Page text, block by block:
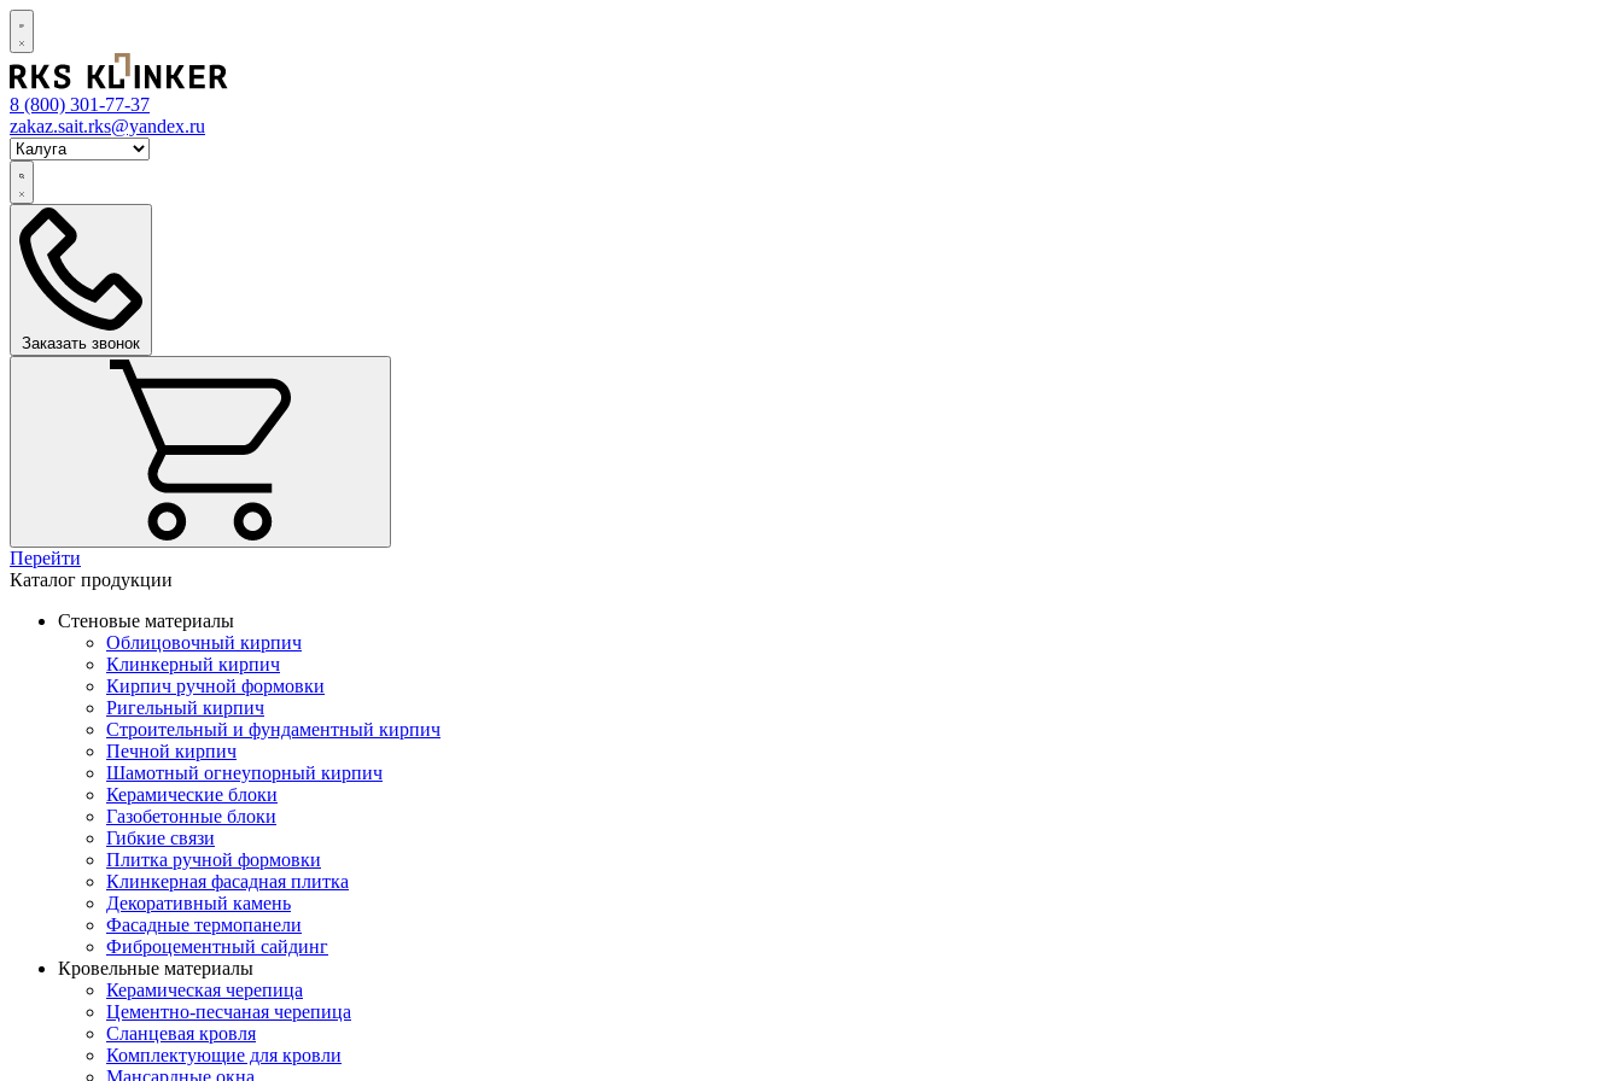
8 (800) 301-77-37
zakaz.sait.rks@yandex.ru
Заказать звонок
Перейти
Каталог продукции
Стеновые материалы
Облицовочный кирпич
Клинкерный кирпич
Кирпич ручной формовки
Ригельный кирпич
Строительный и фундаментный кирпич
Печной кирпич
Шамотный огнеупорный кирпич
Керамические блоки
Газобетонные блоки
Гибкие связи
Плитка ручной формовки
Клинкерная фасадная плитка
Декоративный камень
Фасадные термопанели
Фиброцементный сайдинг
Кровельные материалы
Керамическая черепица
Цементно-песчаная черепица
Сланцевая кровля
Комплектующие для кровли
Мансардные окна